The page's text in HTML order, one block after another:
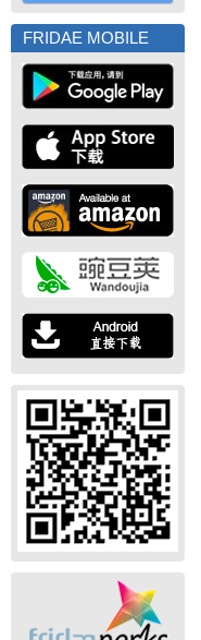
FRIDAE MOBILE